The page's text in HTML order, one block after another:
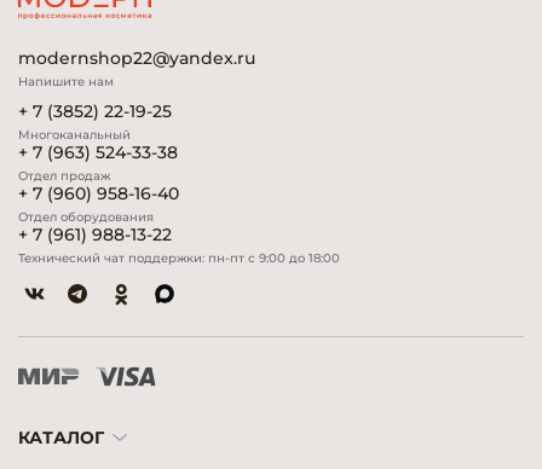
modernshop22@yandex.ru
Напишите нам
+ 7 (3852) 22-19-25
Многоканальный
+ 7 (963) 524-33-38
Отдел продаж
+ 7 (960) 958-16-40
Отдел оборудования
+ 7 (961) 988-13-22
Технический чат поддержки: пн-пт с 9:00 до 18:00
КАТАЛОГ